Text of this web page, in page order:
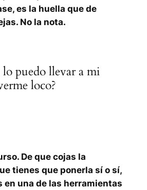
es la huella que de
No la nota.
lo puedo llevar a mi
loco?
De que cojas la
tienes que ponerla sí o sí,
en una de las herramientas